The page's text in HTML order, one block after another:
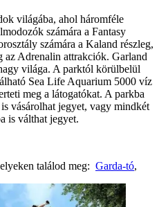
világába, ahol háromféle
számára a Fantasy
számára a Kaland részleg,
az Adrenalin attrakciók. Garland
világa. A parktól körülbelül
Sea Life Aquarium 5000 víz
meg a látogatókat. A parkba
vásárolhat jegyet, vagy mindkét
is válthat jegyet.
találod meg: Garda-tó,